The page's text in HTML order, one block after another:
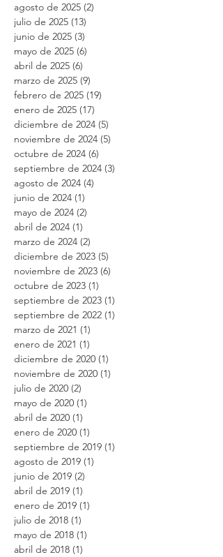
agosto de 2025 (2)
julio de 2025 (13)
junio de 2025 (3)
mayo de 2025 (6)
abril de 2025 (6)
marzo de 2025 (9)
febrero de 2025 (19)
enero de 2025 (17)
diciembre de 2024 (5)
noviembre de 2024 (5)
octubre de 2024 (6)
septiembre de 2024 (3)
agosto de 2024 (4)
junio de 2024 (1)
mayo de 2024 (2)
abril de 2024 (1)
marzo de 2024 (2)
diciembre de 2023 (5)
noviembre de 2023 (6)
octubre de 2023 (1)
septiembre de 2023 (1)
septiembre de 2022 (1)
marzo de 2021 (1)
enero de 2021 (1)
diciembre de 2020 (1)
noviembre de 2020 (1)
julio de 2020 (2)
mayo de 2020 (1)
abril de 2020 (1)
enero de 2020 (1)
septiembre de 2019 (1)
agosto de 2019 (1)
junio de 2019 (2)
abril de 2019 (1)
enero de 2019 (1)
julio de 2018 (1)
mayo de 2018 (1)
abril de 2018 (1)